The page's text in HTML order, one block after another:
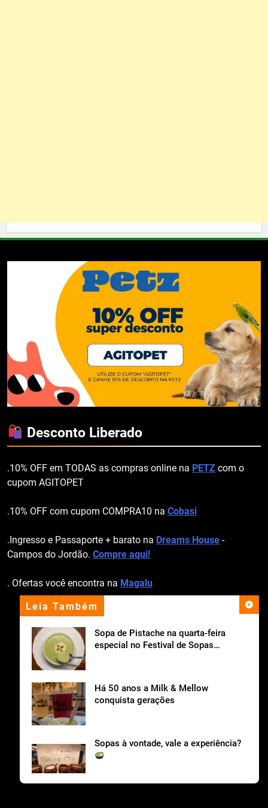
Leia Também
Sopa de Pistache na quarta-feira
especial no Festival de Sopas
Há 50 anos a Milk & Mellow
conquista gerações
Sopas à vontade, vale a experiência?
Desconto Liberado
.10% OFF em TODAS as compras online na PETZ com o
cupom AGITOPET
.10% OFF com cupom COMPRA10 na Cobasi
.Ingresso e Passaporte + barato na Dreams House -
Campos do Jordão. Compre aqui!
. Ofertas você encontra na Magalu
apoio institucional